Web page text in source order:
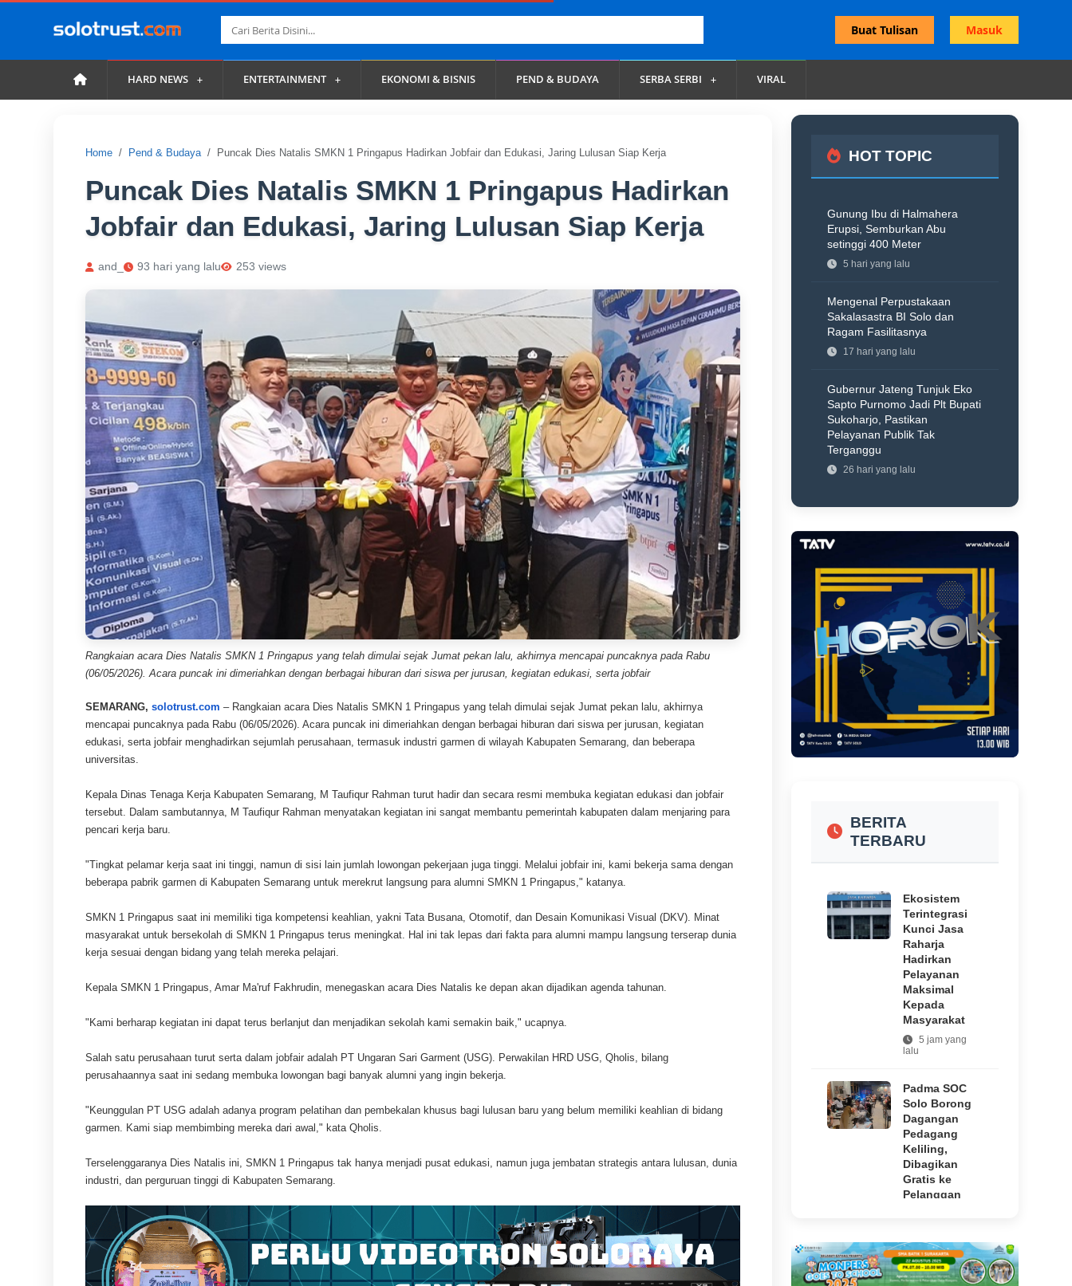
Masuk
Buat Tulisan
HARD NEWS ENTERTAINMENT EKONOMI & BISNIS PEND & BUDAYA SERBA SERBI VIRAL
Home Pend & Budaya Puncak Dies Natalis SMKN 1 Pringapus Hadirkan Jobfair dan Edukasi, Jaring Lulusan Siap Kerja
Puncak Dies Natalis SMKN 1 Pringapus Hadirkan
Jobfair dan Edukasi, Jaring Lulusan Siap Kerja
and_ 93 hari yang lalu 253 views
Rangkaian acara Dies Natalis SMKN 1 Pringapus yang telah dimulai sejak Jumat pekan lalu, akhirnya mencapai puncaknya pada Rabu
(06/05/2026). Acara puncak ini dimeriahkan dengan berbagai hiburan dari siswa per jurusan, kegiatan edukasi, serta jobfair
SEMARANG,solotrust.com – Rangkaian acara Dies Natalis SMKN 1 Pringapus yang telah dimulai sejak Jumat pekan lalu, akhirnya
mencapai puncaknya pada Rabu (06/05/2026). Acara puncak ini dimeriahkan dengan berbagai hiburan dari siswa per jurusan, kegiatan
edukasi, serta jobfair menghadirkan sejumlah perusahaan, termasuk industri garmen di wilayah Kabupaten Semarang, dan beberapa
universitas.
Kepala Dinas Tenaga Kerja Kabupaten Semarang, M Taufiqur Rahman turut hadir dan secara resmi membuka kegiatan edukasi dan jobfair
tersebut. Dalam sambutannya, M Taufiqur Rahman menyatakan kegiatan ini sangat membantu pemerintah kabupaten dalam menjaring para
pencari kerja baru.
"Tingkat pelamar kerja saat ini tinggi, namun di sisi lain jumlah lowongan pekerjaan juga tinggi. Melalui jobfair ini, kami bekerja sama dengan
beberapa pabrik garmen di Kabupaten Semarang untuk merekrut langsung para alumni SMKN 1 Pringapus," katanya.
SMKN 1 Pringapus saat ini memiliki tiga kompetensi keahlian, yakni Tata Busana, Otomotif, dan Desain Komunikasi Visual (DKV). Minat
masyarakat untuk bersekolah di SMKN 1 Pringapus terus meningkat. Hal ini tak lepas dari fakta para alumni mampu langsung terserap dunia
kerja sesuai dengan bidang yang telah mereka pelajari.
Kepala SMKN 1 Pringapus, Amar Ma'ruf Fakhrudin, menegaskan acara Dies Natalis ke depan akan dijadikan agenda tahunan.
"Kami berharap kegiatan ini dapat terus berlanjut dan menjadikan sekolah kami semakin baik," ucapnya.
Salah satu perusahaan turut serta dalam jobfair adalah PT Ungaran Sari Garment (USG). Perwakilan HRD USG, Qholis, bilang
perusahaannya saat ini sedang membuka lowongan bagi banyak alumni yang ingin bekerja.
"Keunggulan PT USG adalah adanya program pelatihan dan pembekalan khusus bagi lulusan baru yang belum memiliki keahlian di bidang
garmen. Kami siap membimbing mereka dari awal," kata Qholis.
Terselenggaranya Dies Natalis ini, SMKN 1 Pringapus tak hanya menjadi pusat edukasi, namun juga jembatan strategis antara lulusan, dunia
industri, dan perguruan tinggi di Kabupaten Semarang.
HOT TOPIC
Gunung Ibu di Halmahera
Erupsi, Semburkan Abu
setinggi 400 Meter
5 hari yang lalu
Mengenal Perpustakaan
Sakalasastra BI Solo dan
Ragam Fasilitasnya
17 hari yang lalu
Gubernur Jateng Tunjuk Eko
Sapto Purnomo Jadi Plt Bupati
Sukoharjo, Pastikan
Pelayanan Publik Tak
Terganggu
26 hari yang lalu
BERITA
TERBARU
Ekosistem
Terintegrasi
Kunci Jasa
Raharja
Hadirkan
Pelayanan
Maksimal
Kepada
Masyarakat
5 jam yang
lalu
Padma SOC
Solo Borong
Dagangan
Pedagang
Keliling,
Dibagikan
Gratis ke
Pelanggan
Tradisi Turun
Temurun,